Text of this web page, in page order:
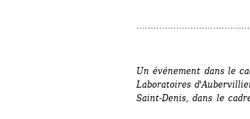
Un événement dans le
Laboratoires
Saint-Denis, dans le